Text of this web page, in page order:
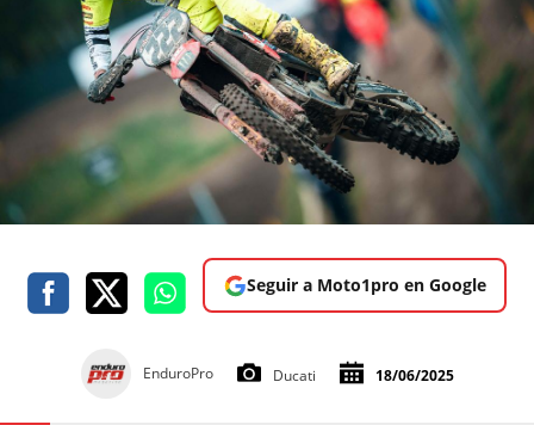
Seguir a Moto1pro en Google
EnduroPro Ducati 18/06/2025